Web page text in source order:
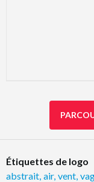
Étiquettes de logo
abstrait air, vent